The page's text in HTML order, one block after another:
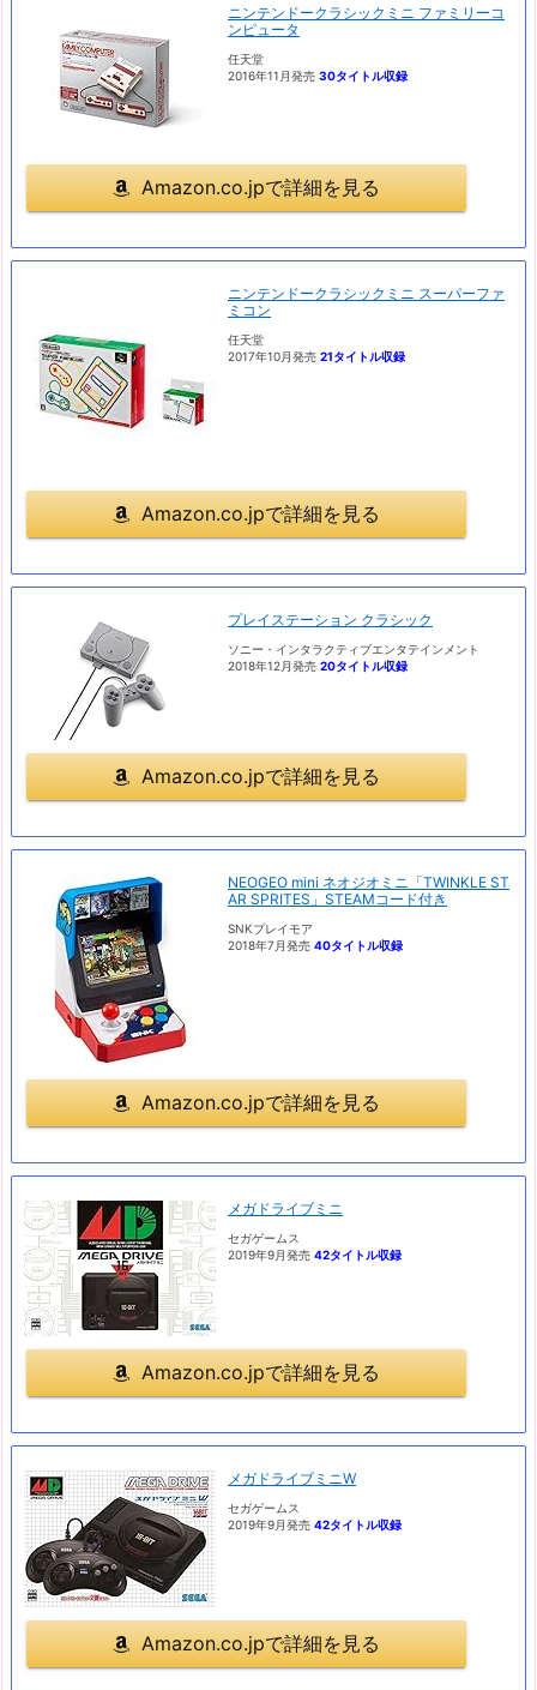
ニンテンドークラシックミニ ファミリーコ
ンピュータ
任天堂
2016年11月発売 30タイトル収録
Amazon.co.jpで詳細を見る
ニンテンドークラシックミニ スーパーファ
ミコン
任天堂
2017年10月発売 21タイトル収録
Amazon.co.jpで詳細を見る
プレイステーション クラシック
ソニー・インタラクティブエンタテインメント
2018年12月発売 20タイトル収録
Amazon.co.jpで詳細を見る
NEOGEO mini ネオジオミニ「TWINKLE ST
AR SPRITES」STEAMコード付き
SNKプレイモア
2018年7月発売 40タイトル収録
Amazon.co.jpで詳細を見る
メガドライブミニ
セガゲームス
2019年9月発売 42タイトル収録
Amazon.co.jpで詳細を見る
メガドライブミニW
セガゲームス
2019年9月発売 42タイトル収録
Amazon.co.jpで詳細を見る